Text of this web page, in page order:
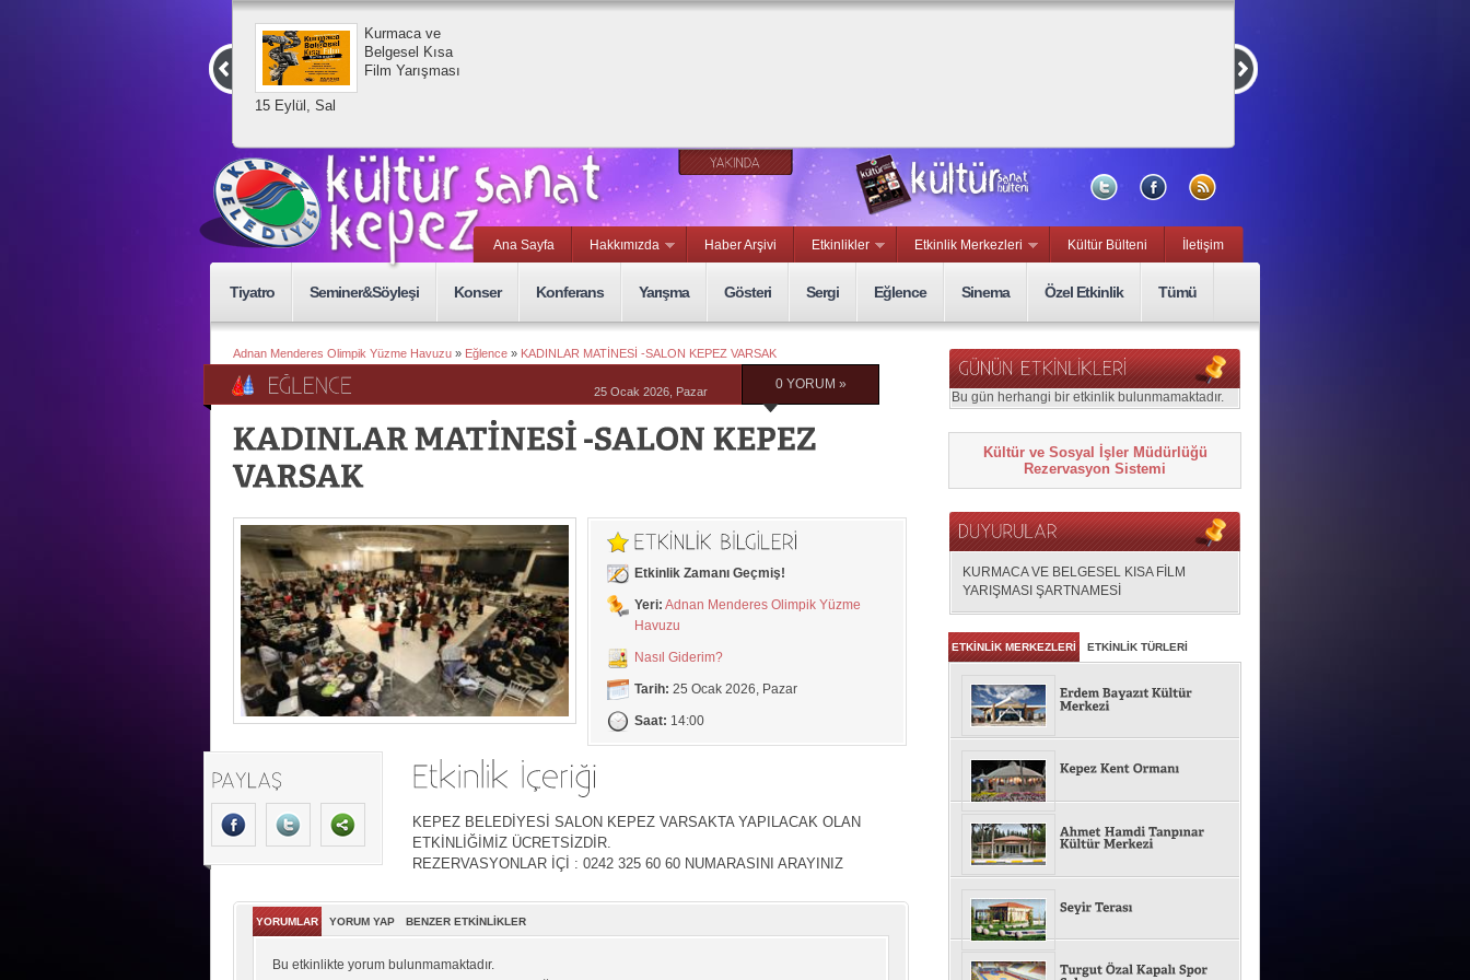
Ana Sayfa Hakkımızda Haber Arşivi Etkinlikler Etkinlik Merkezleri Kültür Bülteni İletişim
Tiyatro Seminer&Söyleşi Konser Konferans Yarışma Gösteri Sergi Eğlence Sinema Özel Etkinlik Tümü
Adnan Menderes Olimpik Yüzme Havuzu » Eğlence » KADINLAR MATİNESİ -SALON KEPEZ VARSAK
25 Ocak 2026, Pazar
0 YORUM »
Etkinlik Zamanı Geçmiş!
Yeri: Adnan Menderes Olimpik Yüzme
Havuzu
Nasıl Giderim?
Tarih: 25 Ocak 2026, Pazar
Saat: 14:00
KEPEZ BELEDİYESİ SALON KEPEZ VARSAKTA YAPILACAK OLAN
ETKİNLİĞİMİZ ÜCRETSİZDİR.
REZERVASYONLAR İÇİ : 0242 325 60 60 NUMARASINI ARAYINIZ
YORUMLAR YORUM YAP BENZER ETKİNLİKLER
Bu etkinlikte yorum bulunmamaktadır.
Bu gün herhangi bir etkinlik bulunmamaktadır.
Kültür ve Sosyal İşler Müdürlüğü
Rezervasyon Sistemi
KURMACA VE BELGESEL KISA FİLM
YARIŞMASI ŞARTNAMESİ
ETKİNLİK MERKEZLERİ ETKİNLİK TÜRLERİ